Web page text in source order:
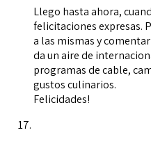
Llego hasta ahora,
felicitaciones expresas.
a las mismas y
da un aire de
programas de cable,
gustos culinarios.
Felicidades!